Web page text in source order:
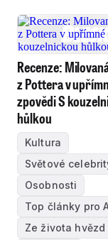
Recenze:
z Pottera v
zpovědi S
hůlkou
Kultura
Světové
Osobnosti
Top články pro
Ze života hvězd